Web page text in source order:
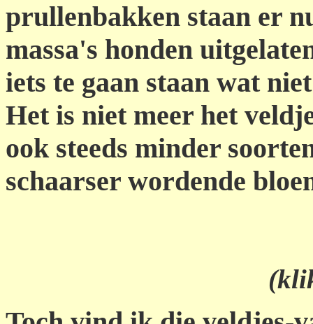
prullenbakken staan er
massa's honden
iets te gaan staan wat
Het is niet meer het
ook steeds minder
schaarser wordende